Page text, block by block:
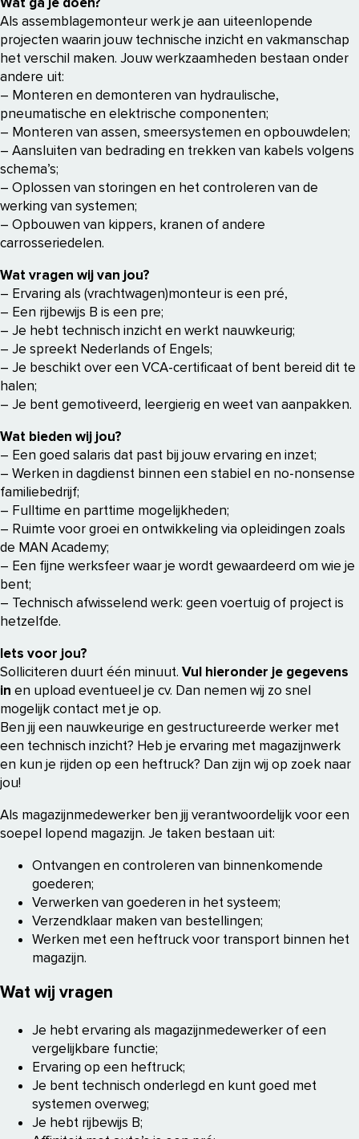
Als assemblagemonteur werk je aan uiteenlopende
projecten waarin jouw technische inzicht en vakmanschap
het verschil maken. Jouw werkzaamheden bestaan onder
andere uit:
– Monteren en demonteren van hydraulische,
pneumatische en elektrische componenten;
– Monteren van assen, smeersystemen en opbouwdelen;
– Aansluiten van bedrading en trekken van kabels volgens
schema’s;
– Oplossen van storingen en het controleren van de
werking van systemen;
– Opbouwen van kippers, kranen of andere
carrosseriedelen.
Wat vragen wij van jou?
– Ervaring als (vrachtwagen)monteur is een pré,
– Een rijbewijs B is een pre;
– Je hebt technisch inzicht en werkt nauwkeurig;
– Je spreekt Nederlands of Engels;
– Je beschikt over een VCA-certificaat of bent bereid dit te
halen;
– Je bent gemotiveerd, leergierig en weet van aanpakken.
Wat bieden wij jou?
– Een goed salaris dat past bij jouw ervaring en inzet;
– Werken in dagdienst binnen een stabiel en no-nonsense
familiebedrijf;
– Fulltime en parttime mogelijkheden;
– Ruimte voor groei en ontwikkeling via opleidingen zoals
de MAN Academy;
– Een fijne werksfeer waar je wordt gewaardeerd om wie je
bent;
– Technisch afwisselend werk: geen voertuig of project is
hetzelfde.
Iets voor jou?
Solliciteren duurt één minuut. Vul hieronder je gegevens
in en upload eventueel je cv. Dan nemen wij zo snel
mogelijk contact met je op.
Ben jij een nauwkeurige en gestructureerde werker met
een technisch inzicht? Heb je ervaring met magazijnwerk
en kun je rijden op een heftruck? Dan zijn wij op zoek naar
jou!
Als magazijnmedewerker ben jij verantwoordelijk voor een
soepel lopend magazijn. Je taken bestaan uit:
Ontvangen en controleren van binnenkomende
goederen;
Verwerken van goederen in het systeem;
Verzendklaar maken van bestellingen;
Werken met een heftruck voor transport binnen het
magazijn.
Wat wij vragen
Je hebt ervaring als magazijnmedewerker of een
vergelijkbare functie;
Ervaring op een heftruck;
Je bent technisch onderlegd en kunt goed met
systemen overweg;
Je hebt rijbewijs B;